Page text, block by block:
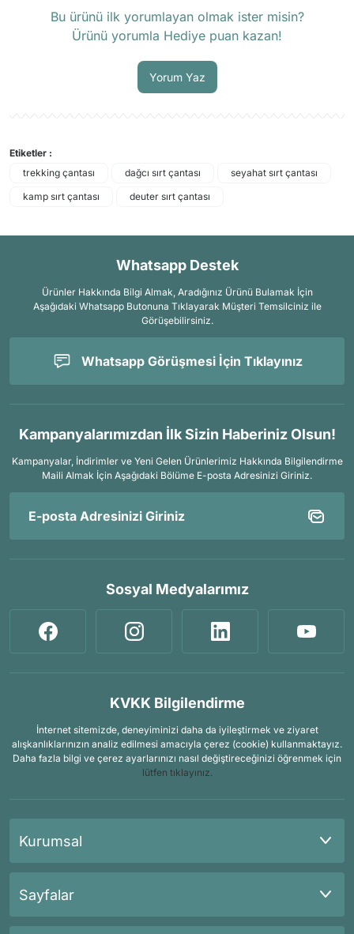
Bu ürünü ilk yorumlayan olmak ister misin?
Ürünü yorumla Hediye puan kazan!
Yorum Yaz
Etiketler :
trekking çantası
dağcı sırt çantası
seyahat sırt çantası
kamp sırt çantası
deuter sırt çantası
Whatsapp Destek
Ürünler Hakkında Bilgi Almak, Aradığınız Ürünü Bulamak İçin
Aşağıdaki Whatsapp Butonuna Tıklayarak Müşteri Temsilciniz ile
Görüşebilirsiniz.
Whatsapp Görüşmesi İçin Tıklayınız
Kampanyalarımızdan İlk Sizin Haberiniz Olsun!
Kampanyalar, İndirimler ve Yeni Gelen Ürünlerimiz Hakkında Bilgilendirme
Maili Almak İçin Aşağıdaki Bölüme E-posta Adresinizi Giriniz.
Sosyal Medyalarımız
KVKK Bilgilendirme
İnternet sitemizde, deneyiminizi daha da iyileştirmek ve ziyaret
alışkanlıklarınızın analiz edilmesi amacıyla çerez (cookie) kullanmaktayız.
Daha fazla bilgi ve çerez ayarlarınızı nasıl değiştireceğinizi öğrenmek için
lütfen tıklayınız.
Kurumsal
Sayfalar